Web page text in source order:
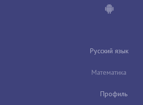
Русский язык
Математика
Профиль